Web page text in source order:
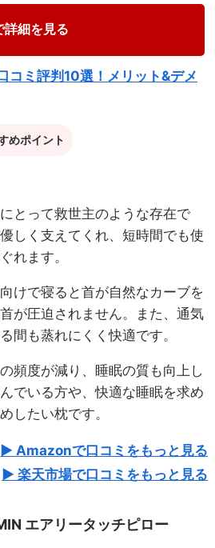
詳細を見る
コミ評判10選！メリット&デメ
めポイント
とって救世主のような存在で
しく支えてくれ、短時間でも使
れます。
けで寝ると首が自然なカーブを
が圧迫されません。また、通気
間も蒸れにくく快適です。
頻度が減り、睡眠の質も向上し
でいる方や、快適な睡眠を求め
したい枕です。
Amazonで口コミをもっと見る
楽天市場で口コミをもっと見る
エアリータッチピロー